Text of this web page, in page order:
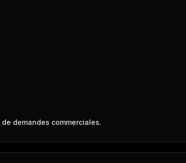
demandes commerciales.